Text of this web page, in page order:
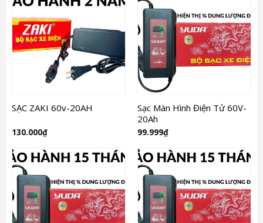
SẠC ZAKI 60v-20AH
130.000₫
Sạc Màn Hình Điện Tử 60V-
20Ah
99.999₫